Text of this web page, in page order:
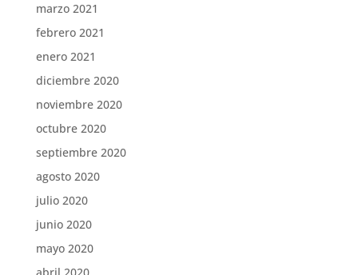
marzo 2021
febrero 2021
enero 2021
diciembre 2020
noviembre 2020
octubre 2020
septiembre 2020
agosto 2020
julio 2020
junio 2020
mayo 2020